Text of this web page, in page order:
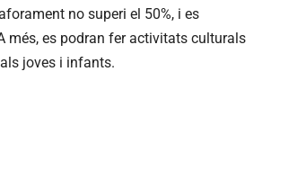
no superi el 50%, i es
més, es podran fer activitats culturals
joves i infants.